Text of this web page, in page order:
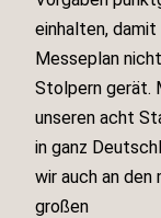
einhalten, damit
Messeplan
Stolpern gerät.
unseren acht
in ganz
wir auch an den
großen